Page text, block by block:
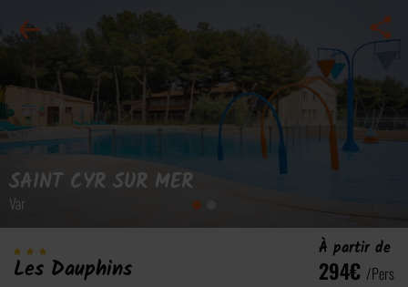
SAINT CYR SUR MER
Var
Les Dauphins
À partir de
294€ /pers